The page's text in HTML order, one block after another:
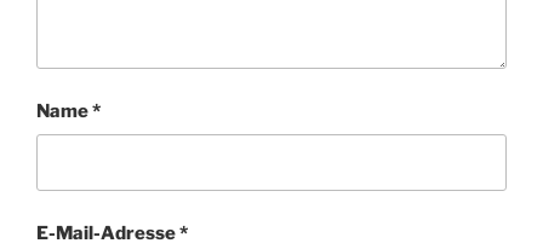
Name*
E-Mail-Adresse*